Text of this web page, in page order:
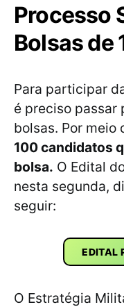
Processo
Bolsas de
Para participar
é preciso passar
bolsas. Por meio
100 candidatos
bolsa. O Edital
nesta segunda,
seguir:
EDITAL
O Estratégia